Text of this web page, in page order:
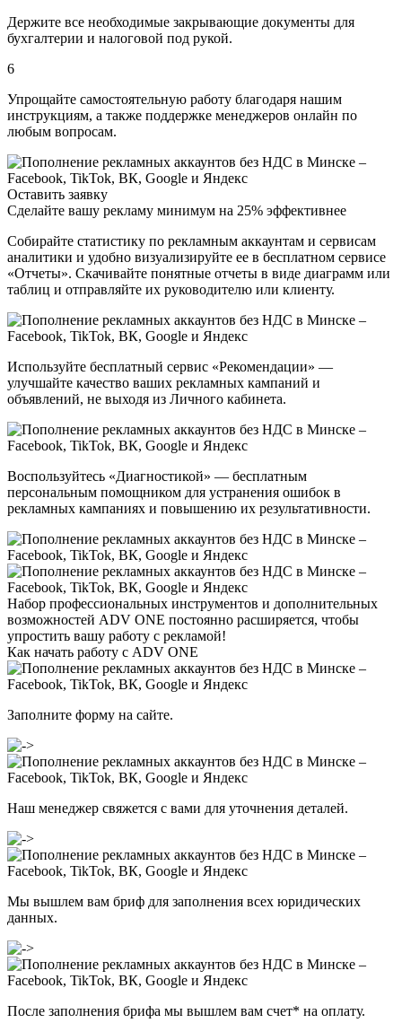
Держите все необходимые закрывающие документы для
бухгалтерии и налоговой под рукой.
6
Упрощайте самостоятельную работу благодаря нашим
инструкциям, а также поддержке менеджеров онлайн по
любым вопросам.
Оставить заявку
Сделайте вашу рекламу минимум на 25% эффективнее
Собирайте статистику по рекламным аккаунтам и сервисам
аналитики и удобно визуализируйте ее в бесплатном сервисе
«Отчеты». Скачивайте понятные отчеты в виде диаграмм или
таблиц и отправляйте их руководителю или клиенту.
Используйте бесплатный сервис «Рекомендации» —
улучшайте качество ваших рекламных кампаний и
объявлений, не выходя из Личного кабинета.
Воспользуйтесь «Диагностикой» — бесплатным
персональным помощником для устранения ошибок в
рекламных кампаниях и повышению их результативности.
Набор профессиональных инструментов и дополнительных
возможностей ADV ONE постоянно расширяется, чтобы
упростить вашу работу с рекламой!
Как начать работу с ADV ONE
Заполните форму на сайте.
Наш менеджер свяжется с вами для уточнения деталей.
Мы вышлем вам бриф для заполнения всех юридических
данных.
После заполнения брифа мы вышлем вам счет* на оплату.